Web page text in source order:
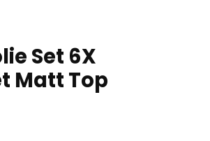
Set 6X
Matt Top